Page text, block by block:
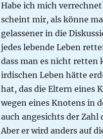
Habe ich mich
scheint mir, als könne
gelassener in die
jedes lebende Leben
dass man es nicht retten
irdischen Leben hätte
hat, das die Eltern eines
wegen eines Knotens in
auch angesichts der
Aber er wird anders auf